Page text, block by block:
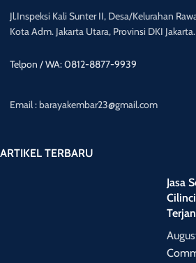
Jl.Inspeksi Kali Sunter II, Desa/Kelurahan
Kota Adm. Jakarta Utara, Provinsi DKI Jakarta.
Telpon / WA: 0812-8877-9939
Email : barayakembar23@gmail.com
ARTIKEL TERBARU
Jasa